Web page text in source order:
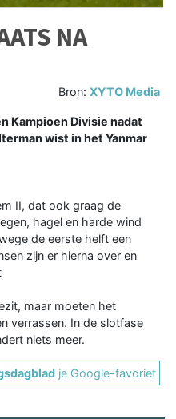
NA
Bron:XYTO Media
Kampioen Divisie nadat
wist in het Yanmar
II, dat ook graag de
hagel en harde wind
de eerste helft een
zijn er hierna over en
maar moeten het
verrassen. In de slotfase
niets meer.
je Google-favoriet